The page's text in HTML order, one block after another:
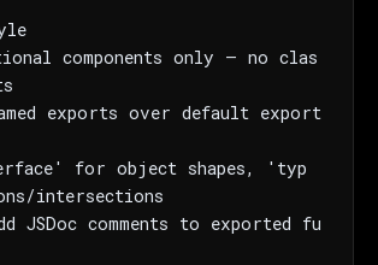
components only — no clas
exports over default export
for object shapes, 'typ
intersections
JSDoc comments to exported fu